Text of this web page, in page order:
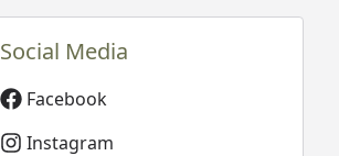
Social Media
Facebook
Instagram